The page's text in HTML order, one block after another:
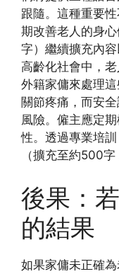
跟隨。這種重要
期改善老人的身
字）繼續擴充內
高齡化社會中，
外籍家傭來處理
關節疼痛，而安
風險。僱主應定
性。透過專業培訓
（擴充至約500
後果：
的結果
如果家傭未正確